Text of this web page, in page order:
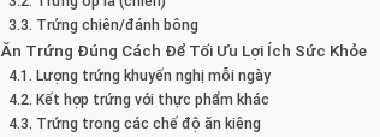
Trứng chiên/đánh bông
Ăn Trứng Đúng Cách Để Tối Ưu Lợi Ích Sức Khỏe
Lượng trứng khuyến nghị mỗi ngày
Kết hợp trứng với thực phẩm khác
Trứng trong các chế độ ăn kiêng